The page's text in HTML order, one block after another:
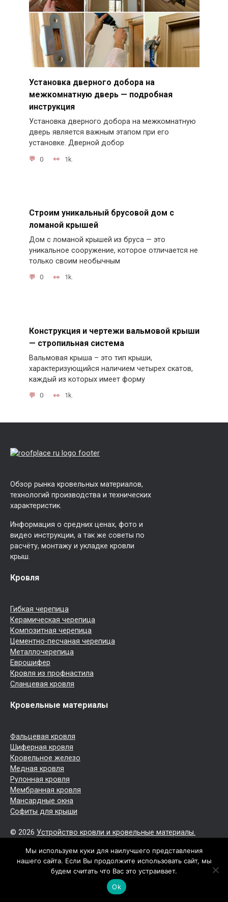
Установка дверного добора на
межкомнатную дверь — подробная
инструкция
Установка дверного добора на межкомнатную
дверь является важным этапом при его
установке. Дверной добор
0 1k.
Строим уникальный брусовой дом с
ломаной крышей
Дом с ломаной крышей из бруса — это
уникальное сооружение, которое отличается не
только своим необычным
0 1k.
Конструкция и чертежи вальмовой крыши
— стропильная система
Вальмовая крыша – это тип крыши,
характеризующийся наличием четырех скатов,
каждый из которых имеет форму
0 1k.
Обзор рынка кровельных материалов,
технологий производства и технических
характеристик.
Информация о средних ценах, фото и
видео инструкции, а так же советы по
расчёту, монтажу и укладке кровли
крыш.
Кровля
Гибкая черепица
Керамическая черепица
Композитная черепица
Цементно-песчаная черепица
Металлочерепица
Еврошифер
Кровля из профнастила
Сланцевая кровля
Кровельные материалы
Фальцевая кровля
Шиферная кровля
Кровельное железо
Медная кровля
Рулонная кровля
Мембранная кровля
Мансардные окна
Софиты для крыши
© 2026 Устройство кровли и кровельные материалы.
ресурс носит исключительно информационный характер.
Все торговые марки принадлежат их владельцам. Все
права защищены.
Мы используем куки для наилучшего представления
нашего сайта. Если Вы продолжите использовать сайт, мы
будем считать что Вас это устраивает.
Ok